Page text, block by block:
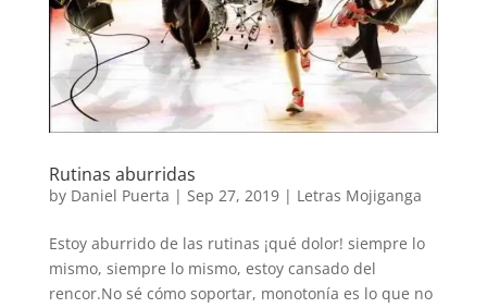
Rutinas aburridas
by Daniel Puerta | Sep 27, 2019| Letras Mojiganga
Estoy aburrido de las rutinas ¡qué dolor! siempre lo
mismo, siempre lo mismo, estoy cansado del
rencor.No sé cómo soportar, monotonía es lo que no